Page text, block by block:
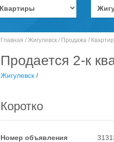
Главная / Жигулевск / Продажа /
Продается 2-к
Жигулевск /
Коротко
Номер объявления